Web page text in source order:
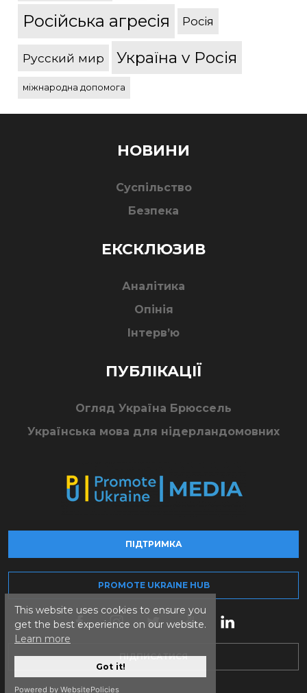
This website uses cookies to ensure you
get the best experience on our website.
Learn more
Got it!
Powered by WebsitePolicies
Російська агресія Росія
Русский мир Україна v Росія
міжнародна допомога
НОВИНИ
Суспільство
Безпека
ЕКСКЛЮЗИВ
Аналітика
Опінія
Інтерв’ю
ПУБЛІКАЦІЇ
Огляд Україна Брюссель
Українська мова для нідерландомовних
ПІДТРИМКА
PROMOTE UKRAINE HUB
ПІДПИСАТИСЯ